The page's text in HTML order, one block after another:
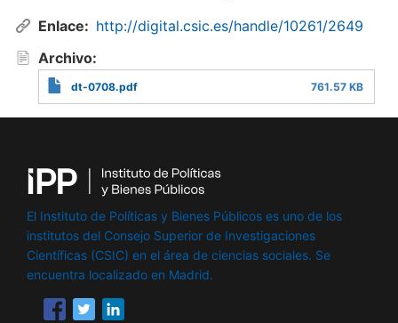
Enlace
http://digital.csic.es/handle/10261/2649
Archivo
dt-0708.pdf 761.57 KB
El Instituto de Políticas y Bienes Públicos es uno de los
institutos del Consejo Superior de Investigaciones
Científicas (CSIC) en el área de ciencias sociales. Se
encuentra localizado en Madrid.